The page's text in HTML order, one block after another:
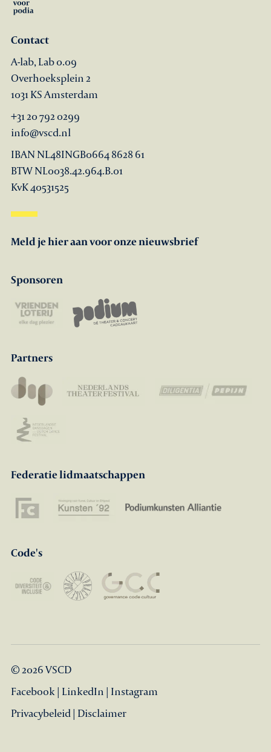
Contact
A-lab, Lab 0.09
Overhoeksplein 2
1031 KS Amsterdam
+31 20 792 0299
info@vscd.nl
IBAN NL48INGB0664 8628 61
BTW NL0038.42.964.B.01
KvK 40531525
Meld je hier aan voor onze nieuwsbrief
Sponsoren
Partners
Federatie lidmaatschappen
Code's
© 2026 VSCD
Facebook| LinkedIn | Instagram
Privacybeleid| Disclaimer